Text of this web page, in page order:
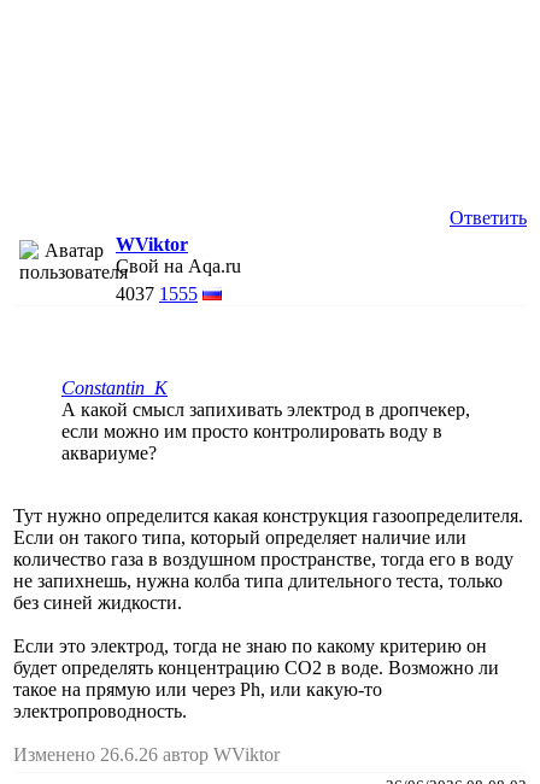
Ответить
WViktor
Свой на Aqa.ru
4037 1555
Constantin_K
А какой смысл запихивать электрод в дропчекер,
если можно им просто контролировать воду в
аквариуме?
Тут нужно определится какая конструкция газоопределителя.
Если он такого типа, который определяет наличие или
количество газа в воздушном пространстве, тогда его в воду
не запихнешь, нужна колба типа длительного теста, только
без синей жидкости.
Если это электрод, тогда не знаю по какому критерию он
будет определять концентрацию СО2 в воде. Возможно ли
такое на прямую или через Ph, или какую-то
электропроводность.
Изменено 26.6.26 автор WViktor